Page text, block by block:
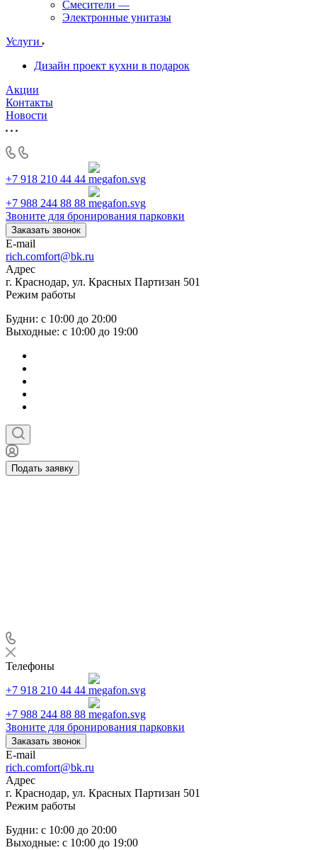
Смесители —
Электронные унитазы
Услуги
Дизайн проект кухни в подарок
Акции
Контакты
Новости
+7 918 210 44 44
+7 988 244 88 88
Звоните для бронирования парковки
Заказать звонок
E-mail
rich.comfort@bk.ru
Адрес
г. Краснодар, ул. Красных Партизан 501
Режим работы
Будни: с 10:00 до 20:00
Выходные: с 10:00 до 19:00
Подать заявку
Телефоны
+7 918 210 44 44
+7 988 244 88 88
Звоните для бронирования парковки
Заказать звонок
E-mail
rich.comfort@bk.ru
Адрес
г. Краснодар, ул. Красных Партизан 501
Режим работы
Будни: с 10:00 до 20:00
Выходные: с 10:00 до 19:00